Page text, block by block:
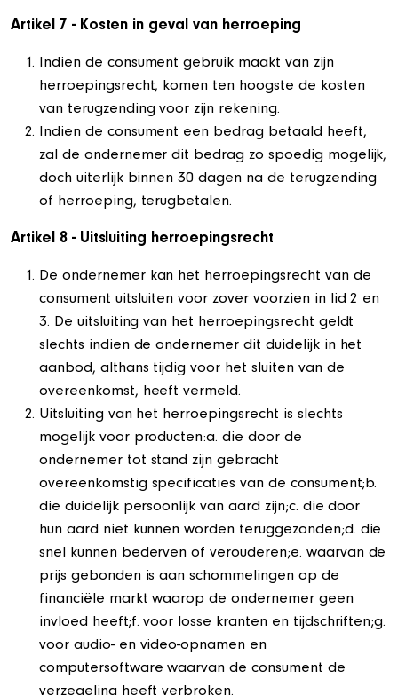
Artikel 7 - Kosten in geval van herroeping
Indien de consument gebruik maakt van zijn
herroepingsrecht, komen ten hoogste de kosten
van terugzending voor zijn rekening.
Indien de consument een bedrag betaald heeft,
zal de ondernemer dit bedrag zo spoedig mogelijk,
doch uiterlijk binnen 30 dagen na de terugzending
of herroeping, terugbetalen.
Artikel 8 - Uitsluiting herroepingsrecht
De ondernemer kan het herroepingsrecht van de
consument uitsluiten voor zover voorzien in lid 2 en
3. De uitsluiting van het herroepingsrecht geldt
slechts indien de ondernemer dit duidelijk in het
aanbod, althans tijdig voor het sluiten van de
overeenkomst, heeft vermeld.
Uitsluiting van het herroepingsrecht is slechts
mogelijk voor producten:a. die door de
ondernemer tot stand zijn gebracht
overeenkomstig specificaties van de consument;b.
die duidelijk persoonlijk van aard zijn;c. die door
hun aard niet kunnen worden teruggezonden;d. die
snel kunnen bederven of verouderen;e. waarvan de
prijs gebonden is aan schommelingen op de
financiële markt waarop de ondernemer geen
invloed heeft;f. voor losse kranten en tijdschriften;g.
voor audio- en video-opnamen en
computersoftware waarvan de consument de